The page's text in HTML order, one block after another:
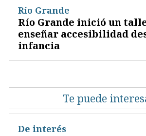
Río Grande inició un
enseñar accesibilidad
infancia
Río Grande
Te puede
De interés